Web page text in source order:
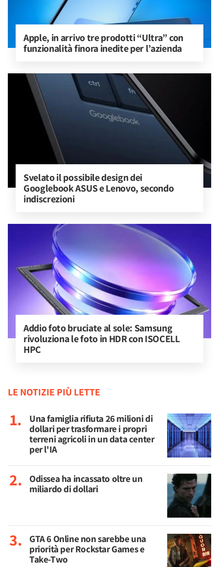
Apple, in arrivo tre prodotti “Ultra” con
funzionalità finora inedite per l’azienda
Svelato il possibile design dei
Googlebook ASUS e Lenovo, secondo
indiscrezioni
Addio foto bruciate al sole: Samsung
rivoluziona le foto in HDR con ISOCELL
HPC
LE NOTIZIE PIÙ LETTE
Una famiglia rifiuta 26 milioni di
dollari per trasformare i propri
terreni agricoli in un data center
per l'IA
Odissea ha incassato oltre un
miliardo di dollari
GTA 6 Online non sarebbe una
priorità per Rockstar Games e
Take-Two